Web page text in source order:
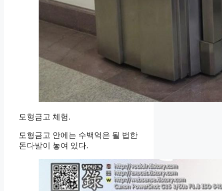
모형금고 체험.
모형금고 안에는 수백억은 될 법한
돈다발이 놓여 있다.